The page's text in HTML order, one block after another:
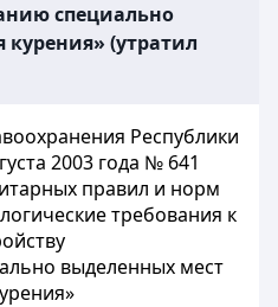
специально
(утратил
Республики
2003 года № 641
правил и норм
требования к
выделенных мест